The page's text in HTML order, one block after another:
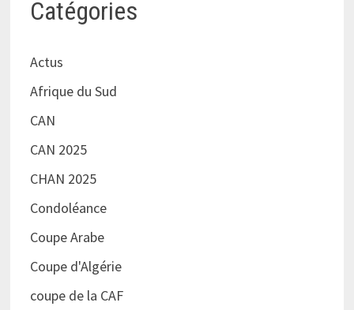
Catégories
Actus
Afrique du Sud
CAN
CAN 2025
CHAN 2025
Condoléance
Coupe Arabe
Coupe d'Algérie
coupe de la CAF